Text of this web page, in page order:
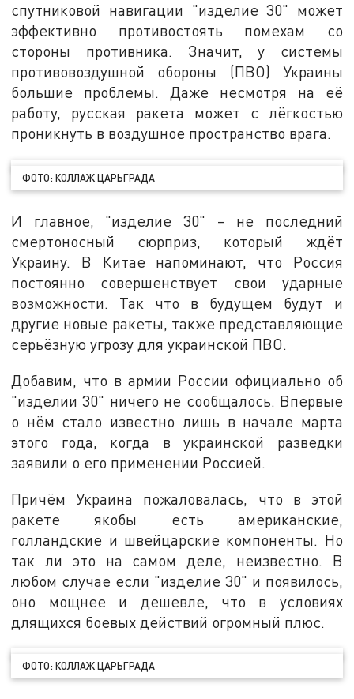
спутниковой навигации "изделие 30" может
эффективно противостоять помехам со
стороны противника. Значит, у системы
противовоздушной обороны (ПВО) Украины
большие проблемы. Даже несмотря на её
работу, русская ракета может с лёгкостью
проникнуть в воздушное пространство врага.
ФОТО: КОЛЛАЖ ЦАРЬГРАДА
И главное, "изделие 30" – не последний
смертоносный сюрприз, который ждёт
Украину. В Китае напоминают, что Россия
постоянно совершенствует свои ударные
возможности. Так что в будущем будут и
другие новые ракеты, также представляющие
серьёзную угрозу для украинской ПВО.
Добавим, что в армии России официально об
"изделии 30" ничего не сообщалось. Впервые
о нём стало известно лишь в начале марта
этого года, когда в украинской разведки
заявили о его применении Россией.
Причём Украина пожаловалась, что в этой
ракете якобы есть американские,
голландские и швейцарские компоненты. Но
так ли это на самом деле, неизвестно. В
любом случае если "изделие 30" и появилось,
оно мощнее и дешевле, что в условиях
длящихся боевых действий огромный плюс.
ФОТО: КОЛЛАЖ ЦАРЬГРАДА